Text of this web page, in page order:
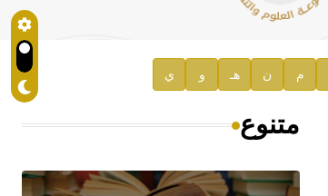
م ن هـ و ي
متنوع